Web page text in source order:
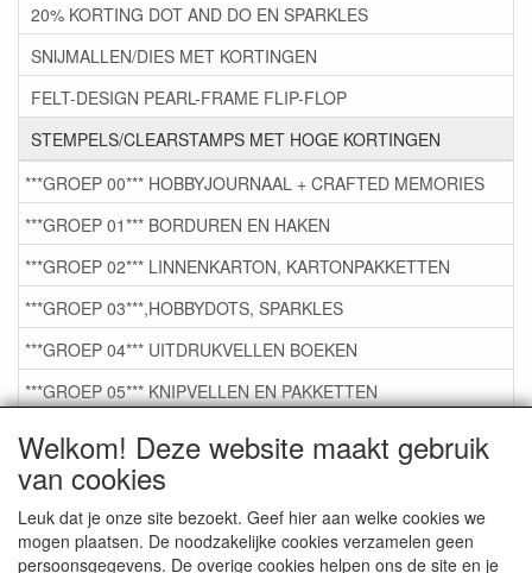
Welkom! Deze website maakt gebruik
van cookies
Leuk dat je onze site bezoekt. Geef hier aan welke cookies we
mogen plaatsen. De noodzakelijke cookies verzamelen geen
persoonsgegevens. De overige cookies helpen ons de site en je
20% KORTING DOT AND DO EN SPARKLES
SNIJMALLEN/DIES MET KORTINGEN
FELT-DESIGN PEARL-FRAME FLIP-FLOP
STEMPELS/CLEARSTAMPS MET HOGE KORTINGEN
***GROEP 00*** HOBBYJOURNAAL + CRAFTED MEMORIES
***GROEP 01*** BORDUREN EN HAKEN
***GROEP 02*** LINNENKARTON, KARTONPAKKETTEN
***GROEP 03***,HOBBYDOTS, SPARKLES
***GROEP 04*** UITDRUKVELLEN BOEKEN
***GROEP 05*** KNIPVELLEN EN PAKKETTEN
***GROEP 06*** TAPE/LIJM SNIJMALLEN STEMPELS
***GROEP 07*** KAARTEN +SCRAP TOEBEHOREN
***GROEP 08*** TEKENEN EN KLEUREN, GELPEN,MARKER
***GROEP 09*** KRALEN EN TOEBEHOREN